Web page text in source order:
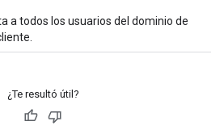
a todos los usuarios del dominio de
¿Te resultó útil?